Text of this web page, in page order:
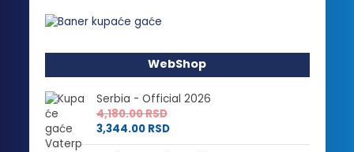
WebShop
Serbia - Official 2026
4,180.00RSD
3,344.00 RSD